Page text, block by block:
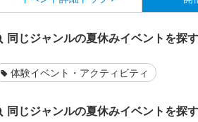
同じジャンルの夏休みイベントを探す
体験イベント・アクティビティ
同じジャンルの夏休みイベントを探す